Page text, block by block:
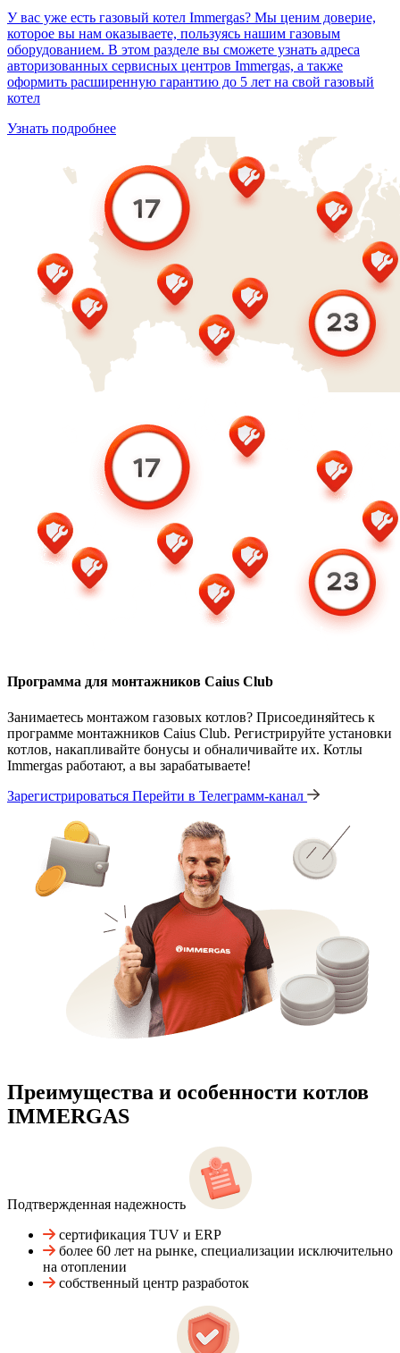
У вас уже есть газовый котел Immergas? Мы ценим доверие,
которое вы нам оказываете, пользуясь нашим газовым
оборудованием. В этом разделе вы сможете узнать адреса
авторизованных сервисных центров Immergas, а также
оформить расширенную гарантию до 5 лет на свой газовый
котел
Узнать подробнее
Программа для монтажников Caius Club
Занимаетесь монтажом газовых котлов? Присоединяйтесь к
программе монтажников Caius Club. Регистрируйте установки
котлов, накапливайте бонусы и обналичивайте их. Котлы
Immergas работают, а вы зарабатываете!
Зарегистрироваться Перейти в Телеграмм-канал
Преимущества и особенности котлов
IMMERGAS
Подтвержденная надежность
сертификация TUV и ERP
более 60 лет на рынке, специализации исключительно
на отоплении
собственный центр разработок